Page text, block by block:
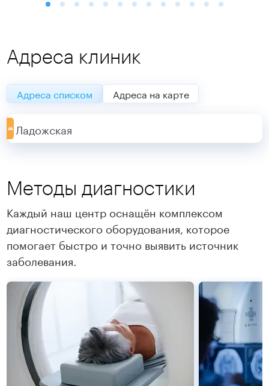
Адреса клиник
Адреса списком Адреса на карте
Ладожская
Методы диагностики
Каждый наш центр оснащён комплексом
диагностического оборудования, которое
помогает быстро и точно выявить источник
заболевания.